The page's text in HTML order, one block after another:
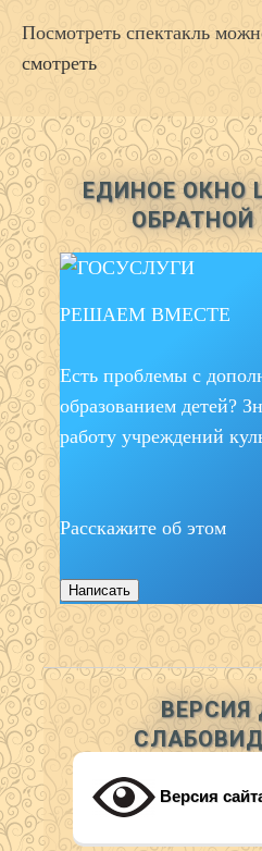
Посмотреть спектакль
смотреть
ЕДИНОЕ ОКНО
ОБРАТНОЙ
РЕШАЕМ ВМЕСТЕ
Есть проблемы с
образованием детей?
работу учреждений
Расскажите об этом
Написать
ВЕРСИЯ
Версия